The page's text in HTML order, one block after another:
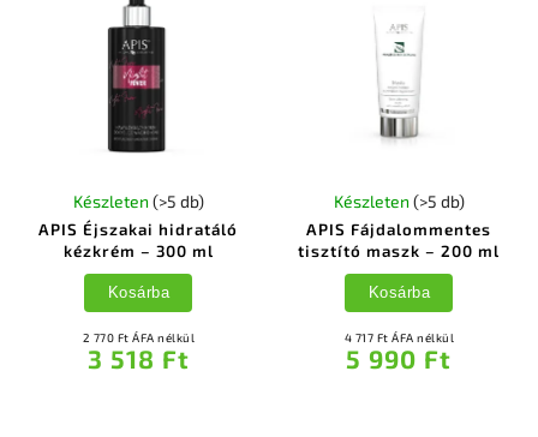
APIS Éjszakai hidratáló
kézkrém – 300 ml
Készleten (>5 db)
2 770 Ft ÁFA nélkül
3 518 Ft
Kosárba
APIS Fájdalommentes
tisztító maszk – 200 ml
Készleten (>5 db)
4 717 Ft ÁFA nélkül
5 990 Ft
Kosárba